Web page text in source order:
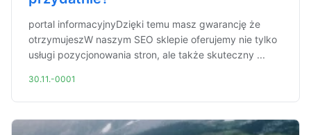
portal informacyjnyDzięki temu masz gwarancję że
otrzymujeszW naszym SEO sklepie oferujemy nie tylko
usługi pozycjonowania stron, ale także skuteczny ...
30.11.-0001